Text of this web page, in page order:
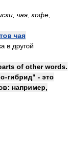
чая, кофе,
чая
в другой
of other words.
гибрид" - это
например,